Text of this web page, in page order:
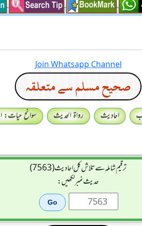
Join Whatsapp Channel
صحيح مسلم سے متعلقہ
احادیث رواۃ الحدیث
سوانح حیات:
ترقیم شاملہ سے تلاش کل احادیث (7563)
حدیث نمبر لکھیں: